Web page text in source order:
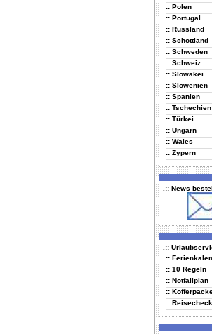
:: Polen
:: Portugal
:: Russland
:: Schottland
:: Schweden
:: Schweiz
:: Slowakei
:: Slowenien
:: Spanien
:: Tschechien
:: Türkei
:: Ungarn
:: Wales
:: Zypern
.:: News
.::
::
:: 10 Regeln
:: Notfallplan
::
::